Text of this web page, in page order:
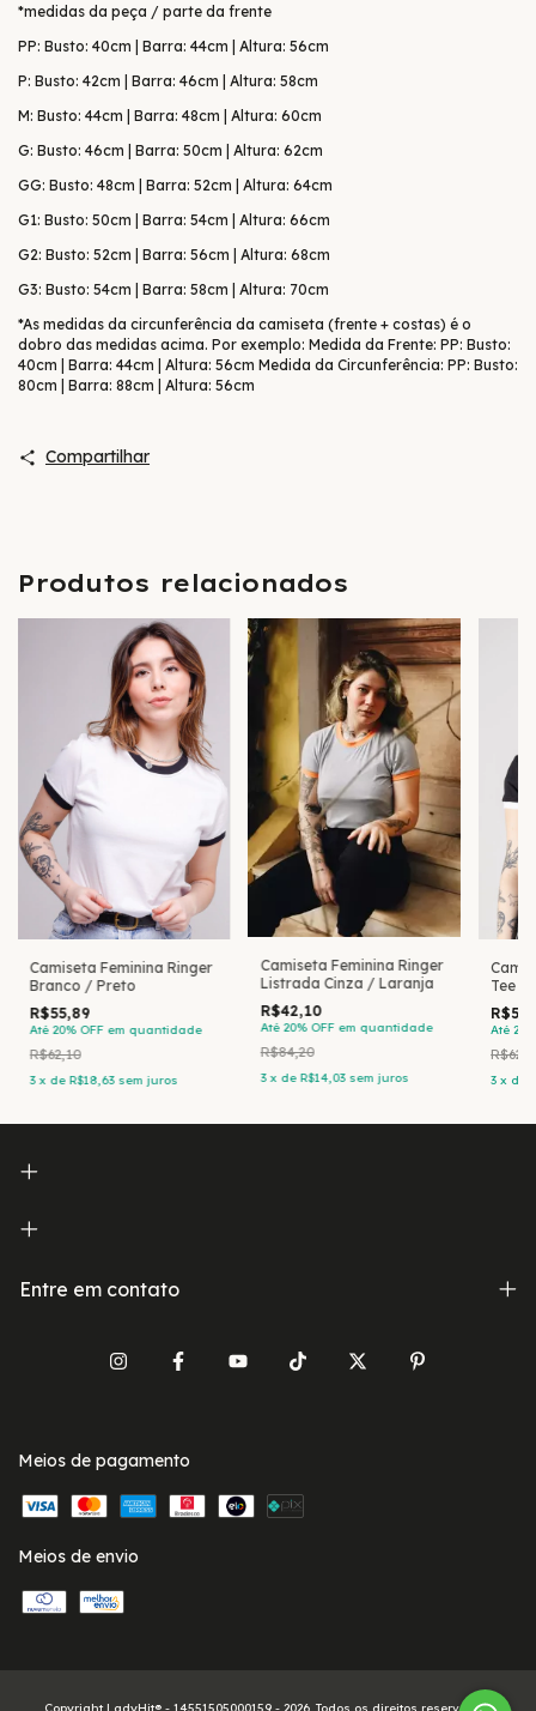
*medidas da peça / parte da frente
PP: Busto: 40cm | Barra: 44cm | Altura: 56cm
P: Busto: 42cm | Barra: 46cm | Altura: 58cm
M: Busto: 44cm | Barra: 48cm | Altura: 60cm
G: Busto: 46cm | Barra: 50cm | Altura: 62cm
GG: Busto: 48cm | Barra: 52cm | Altura: 64cm
G1: Busto: 50cm | Barra: 54cm | Altura: 66cm
G2: Busto: 52cm | Barra: 56cm | Altura: 68cm
G3: Busto: 54cm | Barra: 58cm | Altura: 70cm
*As medidas da circunferência da camiseta (frente + costas) é o
dobro das medidas acima. Por exemplo: Medida da Frente: PP: Busto:
40cm | Barra: 44cm | Altura: 56cm Medida da Circunferência: PP: Busto:
80cm | Barra: 88cm | Altura: 56cm
Compartilhar
Produtos relacionados
Camiseta Feminina Ringer
Branco / Preto
R$55,89
Até 20% OFF em quantidade
R$62,10
3 x de R$18,63 sem juros
Camiseta Feminina Ringer
Listrada Cinza / Laranja
R$42,10
Até 20% OFF em quantidade
R$84,20
3 x de R$14,03 sem juros
Tee
Até
3 x de
Entre em contato
Meios de pagamento
Meios de envio